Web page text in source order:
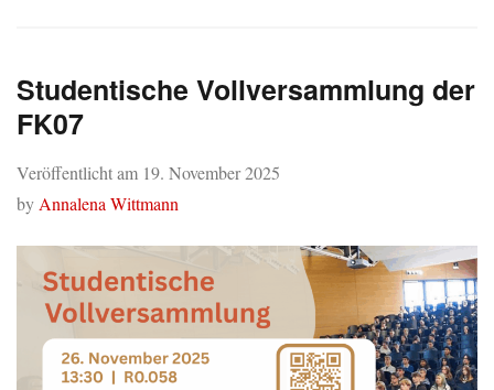
Studentische Vollversammlung der
FK07
Veröffentlicht am 19. November 2025
by Annalena Wittmann